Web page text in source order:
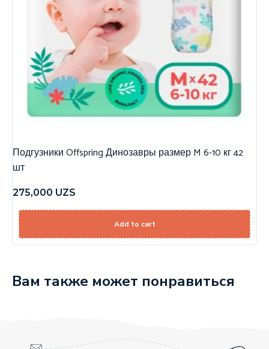
Подгузники Offspring Динозавры размер M 6-10 кг 42
шт
275,000 UZS
Add to cart
Вам также может понравиться